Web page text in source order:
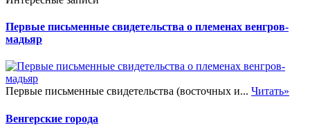
Первые письменные свидетельства о племенах венгров-
мадьяр
Первые письменные свидетельства (восточных и... Читать»
Венгерские города